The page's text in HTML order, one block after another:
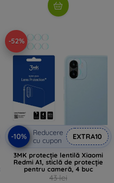
-52%
-10%
Reducere
cu cupon
EXTRA10
3MK protecție lentilă Xiaomi
Redmi A1, sticlă de protecție
pentru cameră, 4 buc
43 lei